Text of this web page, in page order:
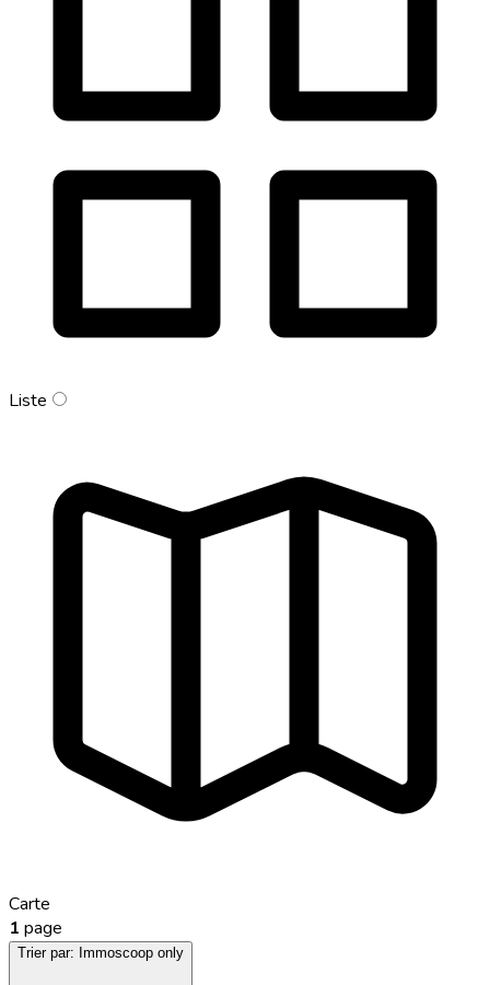
Liste
Carte
1 page
Trier par: Immoscoop only